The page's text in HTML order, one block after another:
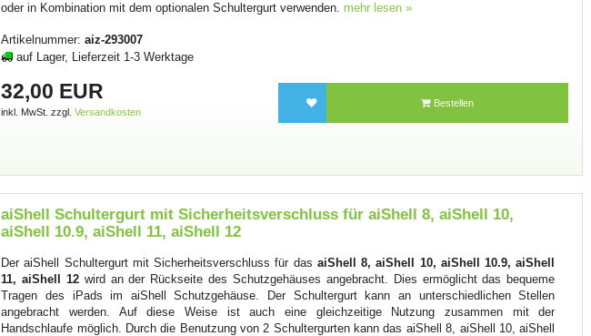
oder in Kombination mit dem optionalen Schultergurt verwenden. mehr lesen »
Artikelnummer:aiz-293007
auf Lager, Lieferzeit 1-3 Werktage
32,00 EUR
inkl. MwSt. zzgl.Versandkosten
Bestellen
aiShell Schultergurt mit Sicherheitsverschluss für aiShell 8, aiShell 10,
aiShell 10.9, aiShell 11, aiShell 12
Der aiShell Schultergurt mit Sicherheitsverschluss für das aiShell 8, aiShell 10, aiShell 10.9, aiShell
11, aiShell 12wird an der Rückseite des Schutzgehäuses angebracht. Dies ermöglicht das bequeme
Tragen des iPads im aiShell Schutzgehäuse. Der Schultergurt kann an unterschiedlichen Stellen
angebracht werden. Auf diese Weise ist auch eine gleichzeitige Nutzung zusammen mit der
Handschlaufe möglich. Durch die Benutzung von 2 Schultergurten kann das aiShell 8, aiShell 10, aiShell